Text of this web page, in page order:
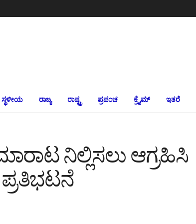
ಸ್ಥಳೀಯ ರಾಜ್ಯ ರಾಷ್ಟ್ರ ಪ್ರಪಂಚ ಕ್ರೈಮ್‌ ಇತರೆ
ನಿಲ್ಲಿಸಲು ಆಗ್ರಹಿಸಿ